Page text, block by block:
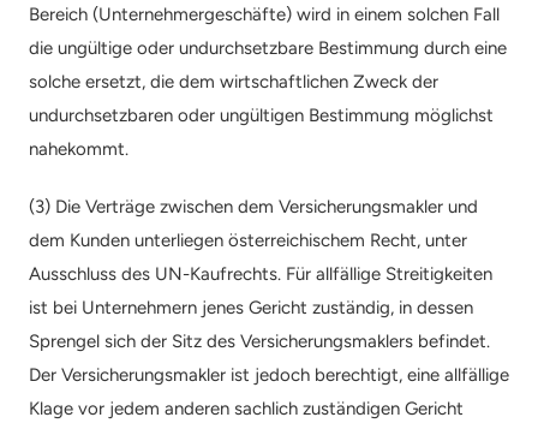
Bereich (Unternehmergeschäfte) wird in einem solchen Fall
die ungültige oder undurchsetzbare Bestimmung durch eine
solche ersetzt, die dem wirtschaftlichen Zweck der
undurchsetzbaren oder ungültigen Bestimmung möglichst
nahekommt.
(3) Die Verträge zwischen dem Versicherungsmakler und
dem Kunden unterliegen österreichischem Recht, unter
Ausschluss des UN-Kaufrechts. Für allfällige Streitigkeiten
ist bei Unternehmern jenes Gericht zuständig, in dessen
Sprengel sich der Sitz des Versicherungsmaklers befindet.
Der Versicherungsmakler ist jedoch berechtigt, eine allfällige
Klage vor jedem anderen sachlich zuständigen Gericht